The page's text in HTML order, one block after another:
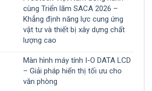
cùng Triển lãm SACA 2026 –
Khẳng định năng lực cung ứng
vật tư và thiết bị xây dựng chất
lượng cao
Màn hình máy tính I-O DATA LCD
– Giải pháp hiển thị tối ưu cho
văn phòng